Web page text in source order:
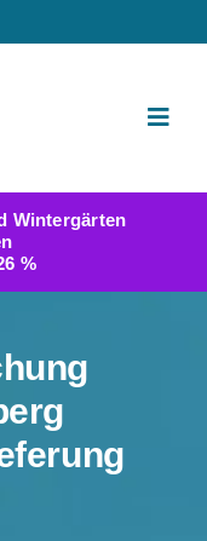
Wintergärten
%